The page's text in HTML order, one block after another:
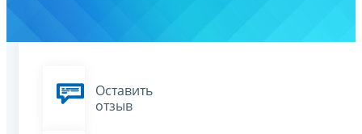
Оставить
отзыв